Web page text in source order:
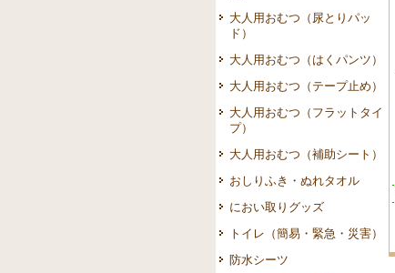
大人用おむつ（尿とりパッ
ド）
大人用おむつ（はくパンツ）
大人用おむつ（テープ止め）
大人用おむつ（フラットタイ
プ）
大人用おむつ（補助シート）
おしりふき・ぬれタオル
におい取りグッズ
トイレ（簡易・緊急・災害）
防水シーツ